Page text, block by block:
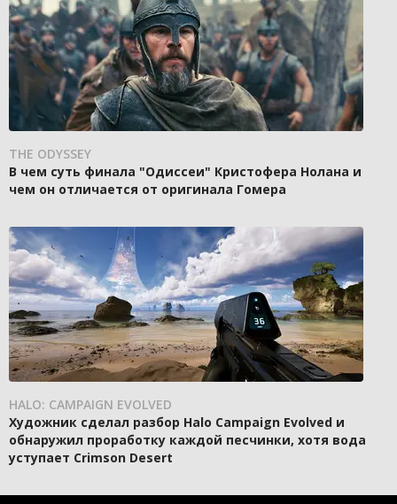
THE ODYSSEY
В чем суть финала "Одиссеи" Кристофера Нолана и
чем он отличается от оригинала Гомера
HALO: CAMPAIGN EVOLVED
Художник сделал разбор Halo Campaign Evolved и
обнаружил проработку каждой песчинки, хотя вода
уступает Crimson Desert